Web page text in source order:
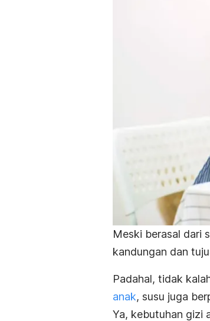
Meski berasal dari
kandungan dan
Padahal, tidak
anak, susu juga
Ya, kebutuhan gizi